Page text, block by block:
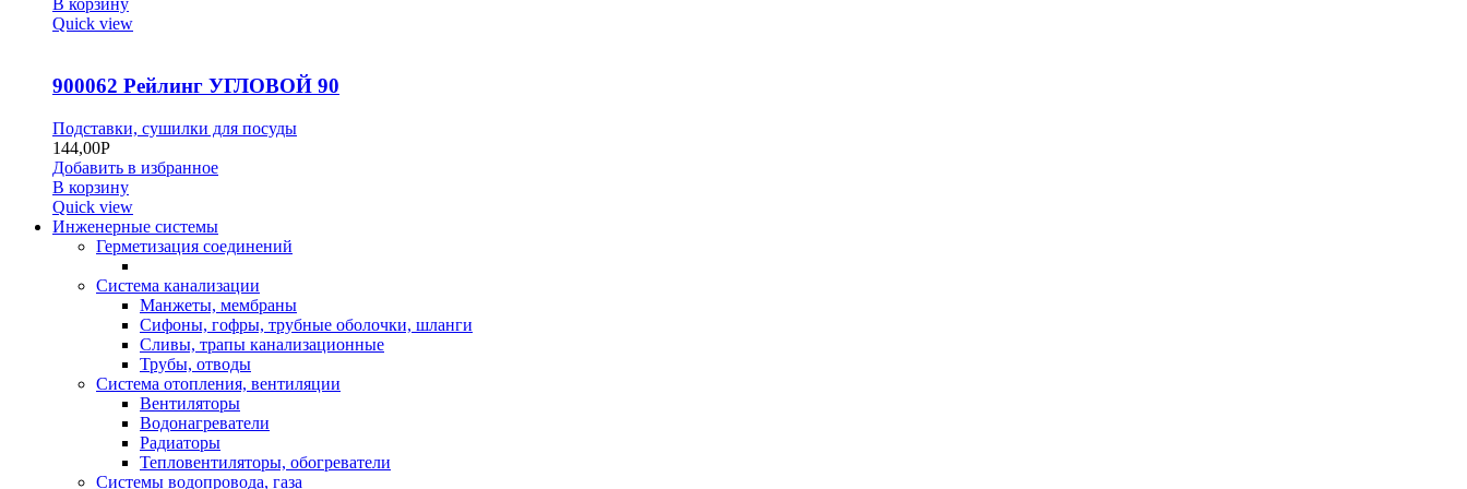
В корзину
Quick view
900062 Рейлинг УГЛОВОЙ 90
Подставки, сушилки для посуды
144,00Р
Добавить в избранное
В корзину
Quick view
Инженерные системы
Герметизация соединений
Система канализации
Манжеты, мембраны
Сифоны, гофры, трубные оболочки, шланги
Сливы, трапы канализационные
Трубы, отводы
Система отопления, вентиляции
Вентиляторы
Водонагреватели
Радиаторы
Тепловентиляторы, обогреватели
Системы водопровода, газа